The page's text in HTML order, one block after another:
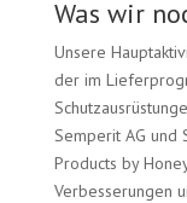
Was wir
Unsere
der im
Semperit AG und
Products by
Verbesserungen